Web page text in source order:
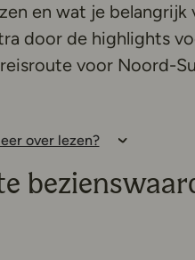
en wat je belangrijk
door de highlights
voor Noord-
over lezen?